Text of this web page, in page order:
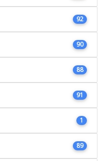
92
90
88
91
1
89